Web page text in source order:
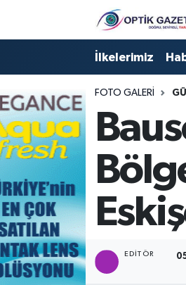
İlkelerimiz
FOTO GALERI
EDITÖR
Nöbetçi Eczaneler
Hava Durumu
İstanbul Namaz Vakitleri
Trafik Durumu
Süper Lig Puan Durumu ve
Tüm Manşetler
Son Dakika Haberleri